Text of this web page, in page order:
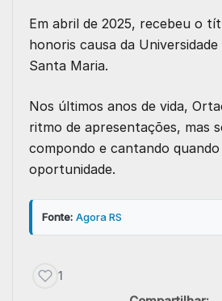
Em abril de 2025, recebeu o
honoris causa da Universidade
Santa Maria.
Nos últimos anos de vida,
ritmo de apresentações, mas
compondo e cantando
oportunidade.
Fonte: Agora RS
1